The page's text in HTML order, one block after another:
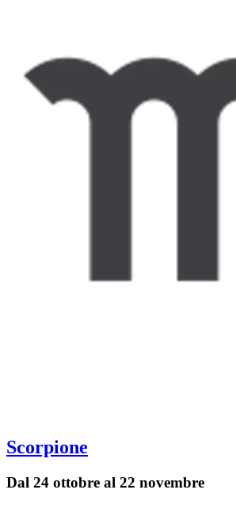
Scorpione
Dal 24 ottobre al 22 novembre